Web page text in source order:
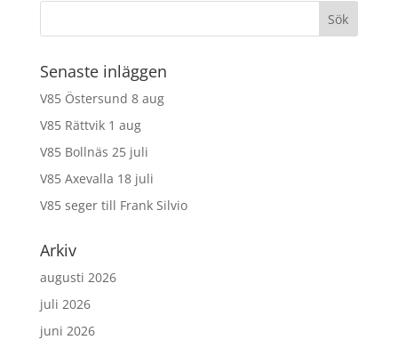
Senaste inläggen
V85 Östersund 8 aug
V85 Rättvik 1 aug
V85 Bollnäs 25 juli
V85 Axevalla 18 juli
V85 seger till Frank Silvio
Arkiv
augusti 2026
juli 2026
juni 2026